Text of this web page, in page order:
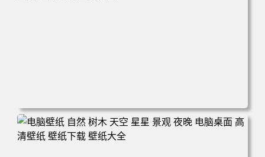
电脑壁纸 自然 水 海滩 冰岛 黑沙 大海 电脑桌面 高清壁纸
壁纸下载 壁纸大全